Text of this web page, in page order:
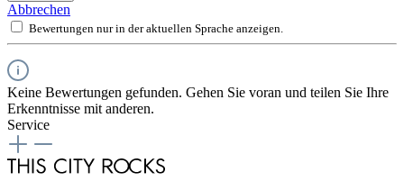
Abbrechen
Bewertungen nur in der aktuellen Sprache anzeigen.
Keine Bewertungen gefunden. Gehen Sie voran und teilen Sie Ihre
Erkenntnisse mit anderen.
Service